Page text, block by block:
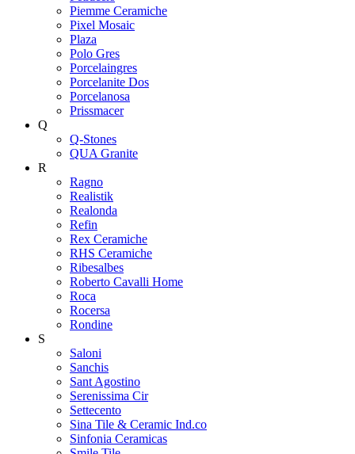
Piemme Ceramiche
Pixel Mosaic
Plaza
Polo Gres
Porcelaingres
Porcelanite Dos
Porcelanosa
Prissmacer
Q
Q-Stones
QUA Granite
R
Ragno
Realistik
Realonda
Refin
Rex Ceramiche
RHS Ceramiche
Ribesalbes
Roberto Cavalli Home
Roca
Rocersa
Rondine
S
Saloni
Sanchis
Sant Agostino
Serenissima Cir
Settecento
Sina Tile & Ceramic Ind.co
Sinfonia Ceramicas